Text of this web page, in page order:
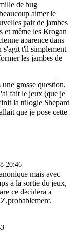
de bug
aimer le
pair de jambes
et même les Krogan
aparence dans
s'agit t'il simplement
les jambes de
grosse question,
fait le jeux (que je
la trilogie Shepard
que je pose cette
20:46
mais avec
à la sortie du jeux,
ce décidera a